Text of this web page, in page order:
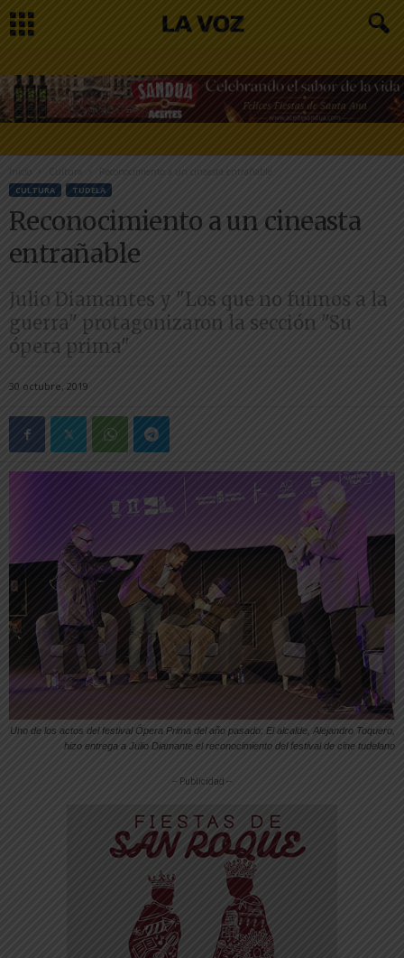
Inicio Cultura Reconocimiento a un cineasta entrañable
CULTURA TUDELA
Reconocimiento a un cineasta
entrañable
Julio Diamantes y "Los que no fuimos a la
guerra" protagonizaron la sección "Su
ópera prima"
30 octubre, 2019
Uno de los actos del festival Ópera Prima del año pasado: El alcalde, Alejandro Toquero,
hizo entrega a Julio Diamante el reconocimiento del festival de cine tudelano
-- Publicidad --